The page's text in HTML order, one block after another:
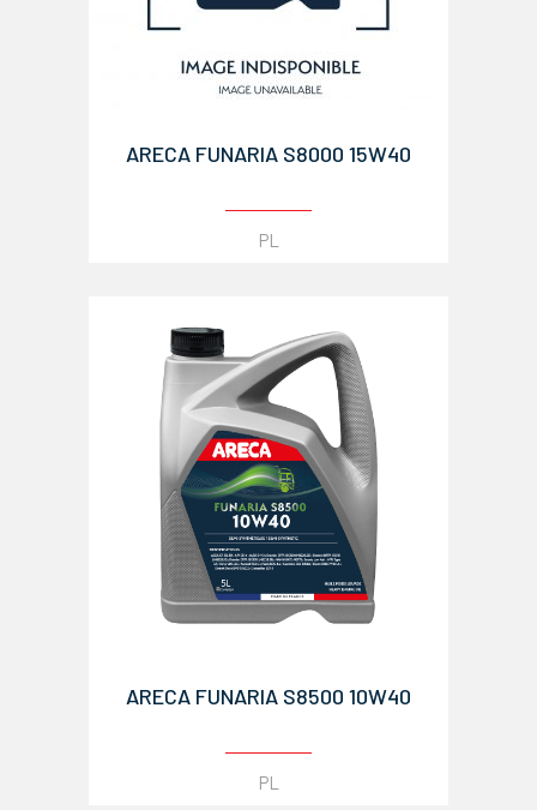
ARECA FUNARIA S8000 15W40
PL
ARECA FUNARIA S8500 10W40
PL